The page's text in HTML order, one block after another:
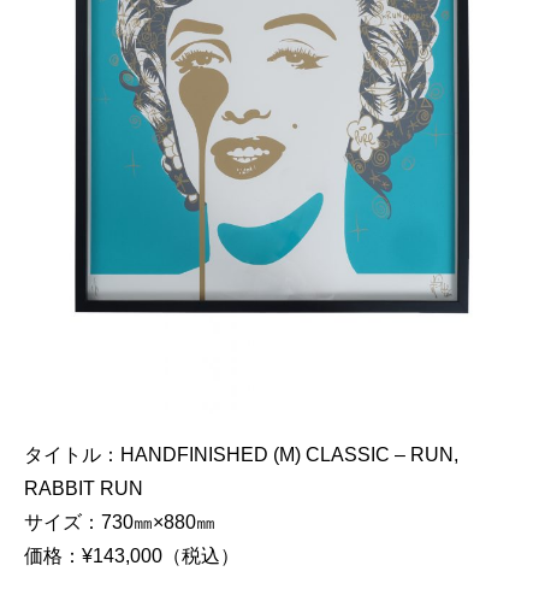
タイトル：HANDFINISHED (M) CLASSIC – RUN,
RABBIT RUN
サイズ：730㎜×880㎜
価格：¥143,000（税込）